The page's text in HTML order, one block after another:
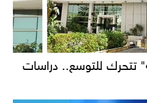
تتحرك للتوسع.. دراسات